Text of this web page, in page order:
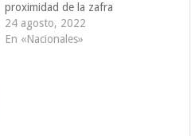
proximidad de la zafra
24 agosto, 2022
En «Nacionales»